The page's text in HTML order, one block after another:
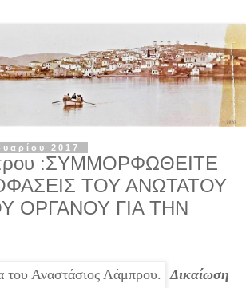
2017
:ΣΥΜΜΟΡΦΩΘΕΙΤΕ
ΤΟΥ ΑΝΩΤΑΤΟΥ
ΟΡΓΑΝΟΥ ΓΙΑ ΤΗΝ
Δικαίωση